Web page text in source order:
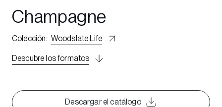
Champagne
Colección: Woodslate Life
Descubre los formatos
Descargar el catálogo